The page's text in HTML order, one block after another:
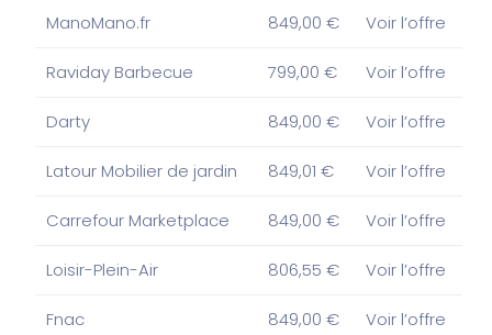
ManoMano.fr 849,00 € Voir l’offre
Raviday Barbecue 799,00 € Voir l’offre
Darty 849,00 € Voir l’offre
Latour Mobilier de jardin 849,01 € Voir l’offre
Carrefour Marketplace 849,00 € Voir l’offre
Loisir-Plein-Air 806,55 € Voir l’offre
Fnac 849,00 € Voir l’offre